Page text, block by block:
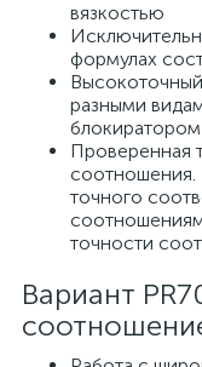
вязкостью
формулах
разными
Проверенная
соотношения.
точного
точности
Вариант